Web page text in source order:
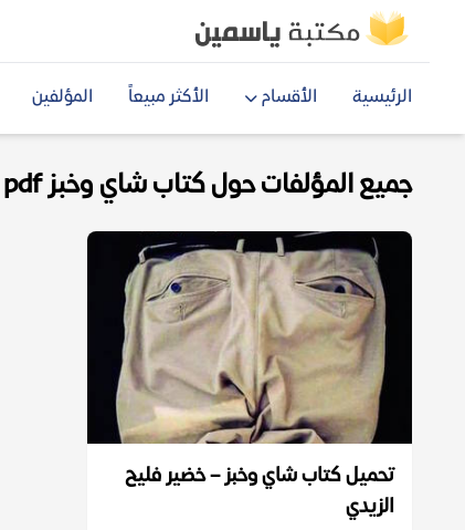
الرئيسية الأقسام الأكثر مبيعاً المؤلفين
جميع المؤلفات حول كتاب شاي وخبز pdf
تحميل كتاب شاي وخبز – خضير فليح
الزيدي